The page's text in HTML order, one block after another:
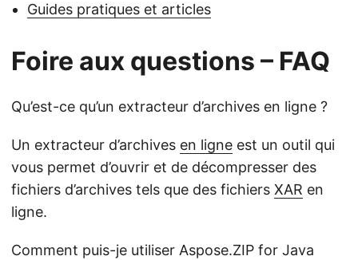
Guides pratiques et articles
Foire aux questions – FAQ
Qu’est-ce qu’un extracteur d’archives en ligne ?
Un extracteur d’archives en ligne est un outil qui
vous permet d’ouvrir et de décompresser des
fichiers d’archives tels que des fichiers XAR en
ligne.
Comment puis-je utiliser Aspose.ZIP for Java